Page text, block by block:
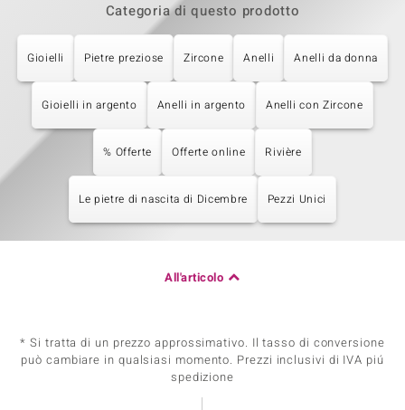
Categoria di questo prodotto
Gioielli Pietre preziose Zircone Anelli Anelli da donna
Gioielli in argento Anelli in argento Anelli con Zircone
% Offerte Offerte online Rivière
Le pietre di nascita di Dicembre Pezzi Unici
All'articolo
* Si tratta di un prezzo approssimativo. Il tasso di conversione
può cambiare in qualsiasi momento. Prezzi inclusivi di IVA piú
spedizione